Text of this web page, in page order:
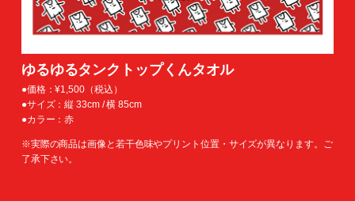
ゆるゆるタンクトップくんタオル
●価格：¥1,500（税込）
●サイズ：縦 33cm / 横 85cm
●カラー：赤
※実際の商品は画像と若干色味やプリント位置・サイズが異なります。ご
了承下さい。